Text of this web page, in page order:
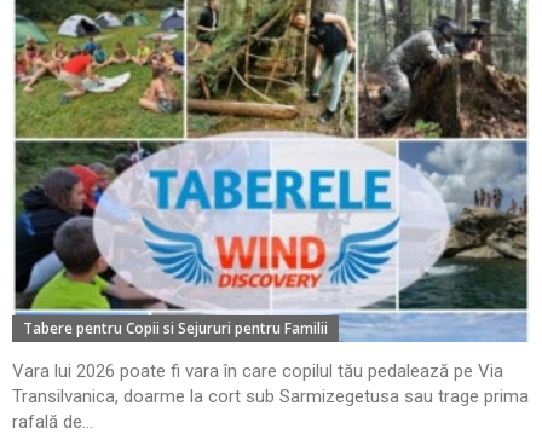
Tabere pentru Copii si Sejururi pentru Familii
Vara lui 2026 poate fi vara în care copilul tău pedalează pe Via
Transilvanica, doarme la cort sub Sarmizegetusa sau trage prima
rafală de...